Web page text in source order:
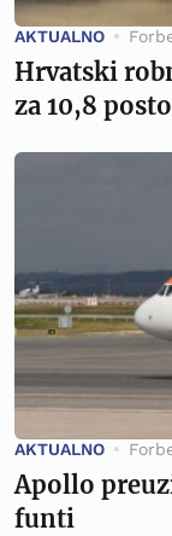
AKTUALNO
Hrvatski
za 10,8 posto
AKTUALNO
Apollo
funti